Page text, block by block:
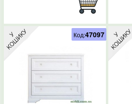
Код:47097